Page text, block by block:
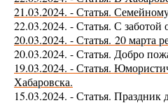
21.03.2024. - Статья.
22.03.2024. - Статья. С
20.03.2024. - Статья. 20 марта
20.03.2024. - Статья. Добро
19.03.2024. - Статья.
Хабаровска.
15.03.2024. - Статья.